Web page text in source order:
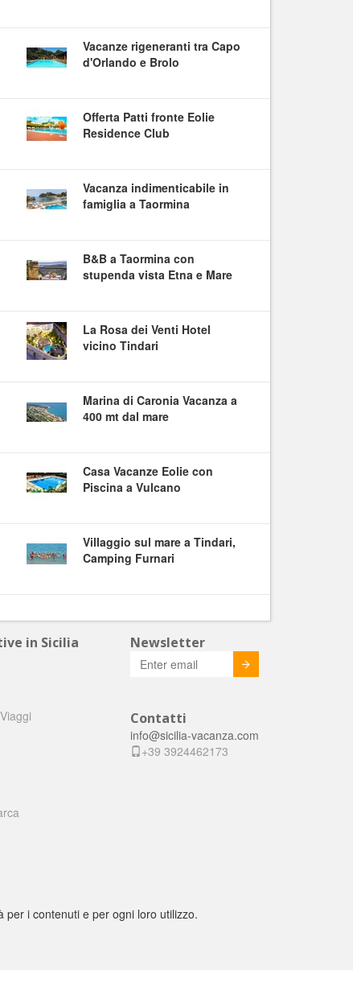
Vacanze rigeneranti tra Capo
d'Orlando e Brolo
Offerta Patti fronte Eolie
Residence Club
Vacanza indimenticabile in
famiglia a Taormina
B&B a Taormina con
stupenda vista Etna e Mare
La Rosa dei Venti Hotel
vicino Tindari
Marina di Caronia Vacanza a
400 mt dal mare
Casa Vacanze Eolie con
Piscina a Vulcano
Villaggio sul mare a Tindari,
Camping Furnari
in Sicilia Newsletter
Invia
Contatti
info@sicilia-vacanza.com
+39 3924462173
per i contenuti e per ogni loro utilizzo.